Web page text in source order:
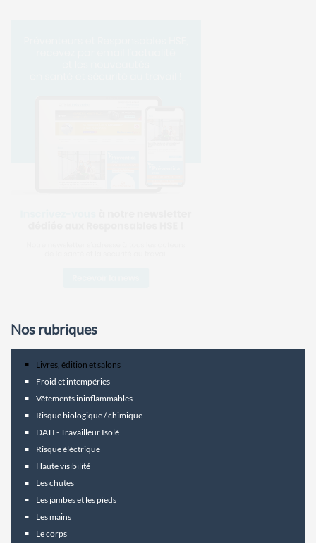
Nos rubriques
Livres, édition et salons
Froid et intempéries
Vêtements ininflammables
Risque biologique / chimique
DATI - Travailleur Isolé
Risque éléctrique
Haute visibilité
Les chutes
Les jambes et les pieds
Les mains
Le corps